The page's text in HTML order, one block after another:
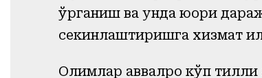
ўрганиш ва унда юқори
секинлаштиришга хизмат
Олимлар аввалроқ кўп